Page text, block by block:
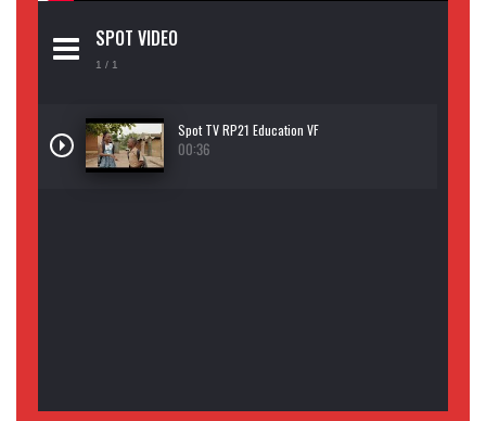
SPOT VIDEO
1 / 1
Spot TV RP21 Education VF
00:36